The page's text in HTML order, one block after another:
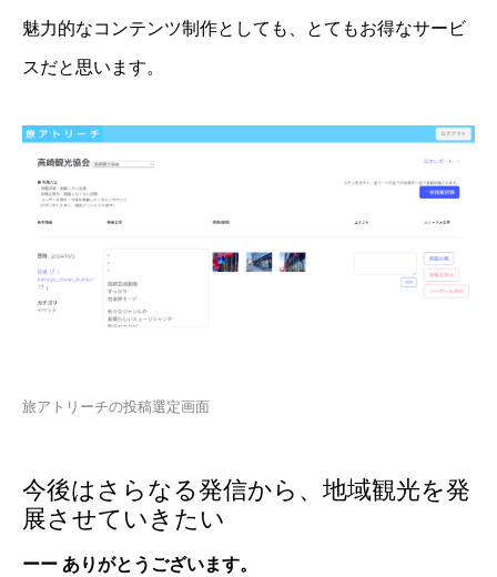
魅力的なコンテンツ制作としても、とてもお得なサービ
スだと思います。
旅アトリーチの投稿選定画面
今後はさらなる発信から、地域観光を発
展させていきたい
ーー ありがとうございます。